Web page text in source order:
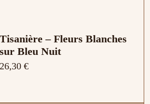
Tisanière – Fleurs Blanches
sur Bleu Nuit
26,30 €